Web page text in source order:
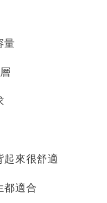
量
起來很舒適
都適合